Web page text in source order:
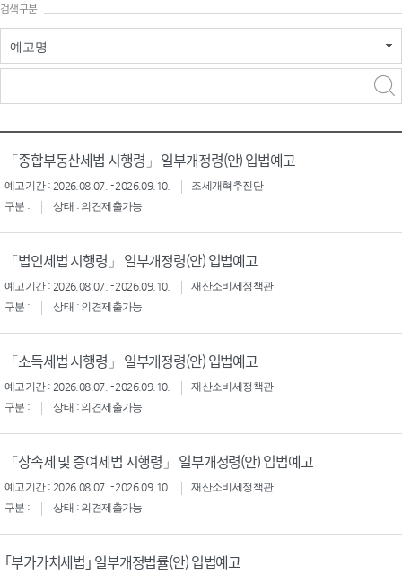
검색구분
예고명
「종합부동산세법 시행령」 일부개정령(안) 입법예고
예고기간 : 2026.08.07. - 2026.09.10.
조세개혁추진단
구분 :
상태 : 의견제출가능
「법인세법 시행령」 일부개정령(안) 입법예고
예고기간 : 2026.08.07. - 2026.09.10.
재산소비세정책관
구분 :
상태 : 의견제출가능
「소득세법 시행령」 일부개정령(안) 입법예고
예고기간 : 2026.08.07. - 2026.09.10.
재산소비세정책관
구분 :
상태 : 의견제출가능
「상속세 및 증여세법 시행령」 일부개정령(안) 입법예고
예고기간 : 2026.08.07. - 2026.09.10.
재산소비세정책관
구분 :
상태 : 의견제출가능
｢부가가치세법｣ 일부개정법률(안) 입법예고